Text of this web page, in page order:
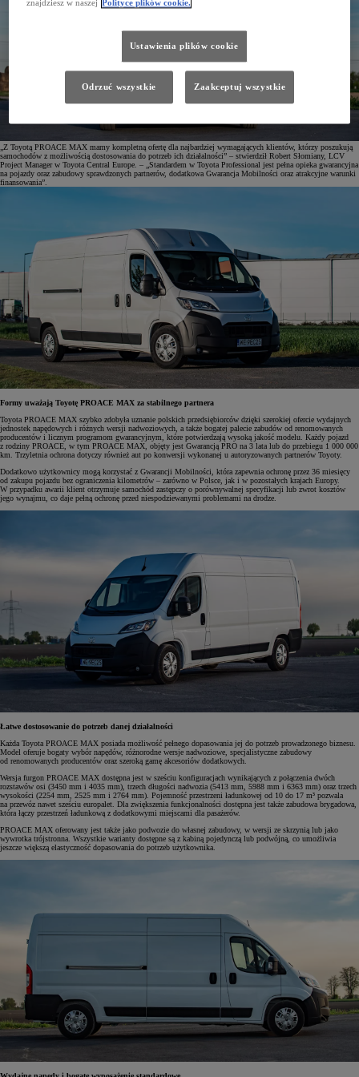
„Z Toyotą PROACE MAX mamy kompletną ofertę dla najbardziej wymagających klientów, którzy poszukują
samochodów z możliwością dostosowania do potrzeb ich działalności” – stwierdził Robert Słomiany, LCV
Project Manager w Toyota Central Europe. – „Standardem w Toyota Professional jest pełna opieka gwarancyjna
na pojazdy oraz zabudowy sprawdzonych partnerów, dodatkowa Gwarancja Mobilności oraz atrakcyjne warunki
finansowania”.
Formy uważają Toyotę PROACE MAX za stabilnego partnera
Toyota PROACE MAX szybko zdobyła uznanie polskich przedsiębiorców dzięki szerokiej ofercie wydajnych
jednostek napędowych i różnych wersji nadwoziowych, a także bogatej palecie zabudów od renomowanych
producentów i licznym programom gwarancyjnym, które potwierdzają wysoką jakość modelu. Każdy pojazd
z rodziny PROACE, w tym PROACE MAX, objęty jest Gwarancją PRO na 3 lata lub do przebiegu 1 000 000
km. Trzyletnia ochrona dotyczy również aut po konwersji wykonanej u autoryzowanych partnerów Toyoty.
Dodatkowo użytkownicy mogą korzystać z Gwarancji Mobilności, która zapewnia ochronę przez 36 miesięcy
od zakupu pojazdu bez ograniczenia kilometrów – zarówno w Polsce, jak i w pozostałych krajach Europy.
W przypadku awarii klient otrzymuje samochód zastępczy o porównywalnej specyfikacji lub zwrot kosztów
jego wynajmu, co daje pełną ochronę przed niespodziewanymi problemami na drodze.
Łatwe dostosowanie do potrzeb danej działalności
Każda Toyota PROACE MAX posiada możliwość pełnego dopasowania jej do potrzeb prowadzonego biznesu.
Model oferuje bogaty wybór napędów, różnorodne wersje nadwoziowe, specjalistyczne zabudowy
od renomowanych producentów oraz szeroką gamę akcesoriów dodatkowych.
Wersja furgon PROACE MAX dostępna jest w sześciu konfiguracjach wynikających z połączenia dwóch
rozstawów osi (3450 mm i 4035 mm), trzech długości nadwozia (5413 mm, 5988 mm i 6363 mm) oraz trzech
wysokości (2254 mm, 2525 mm i 2764 mm). Pojemność przestrzeni ładunkowej od 10 do 17 m³ pozwala
na przewóz nawet sześciu europalet. Dla zwiększenia funkcjonalności dostępna jest także zabudowa brygadowa,
która łączy przestrzeń ładunkową z dodatkowymi miejscami dla pasażerów.
PROACE MAX oferowany jest także jako podwozie do własnej zabudowy, w wersji ze skrzynią lub jako
wywrotka trójstronna. Wszystkie warianty dostępne są z kabiną pojedynczą lub podwójną, co umożliwia
jeszcze większą elastyczność dopasowania do potrzeb użytkownika.
znajdziesz w naszej Polityce plików cookie.
Ustawienia plików cookie
Odrzuć wszystkie Zaakceptuj wszystkie